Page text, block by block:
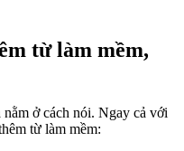
từ làm mềm,
ở cách nói. Ngay cả với
từ làm mềm: